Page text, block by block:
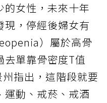
的女性，未來十年
現，停經後婦女有
）屬於高骨
單靠骨密度T值
指出，這階段就要
運動、戒菸、戒酒